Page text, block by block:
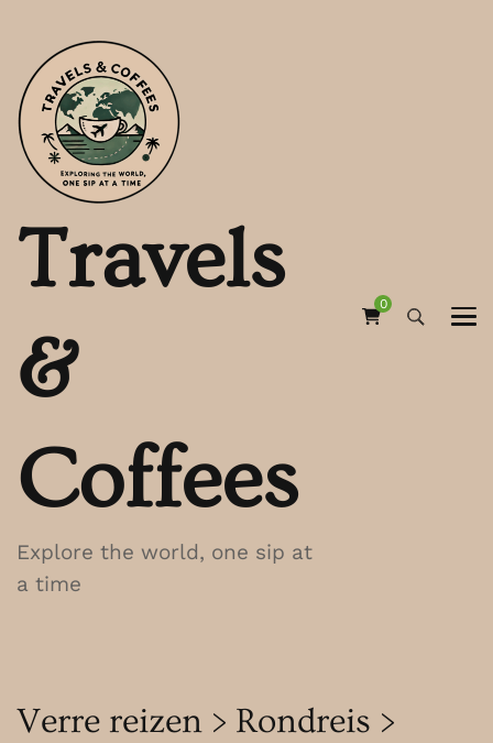
Travels
&
Coffees
Explore the world, one sip at
a time
0
Verre reizen > Rondreis >